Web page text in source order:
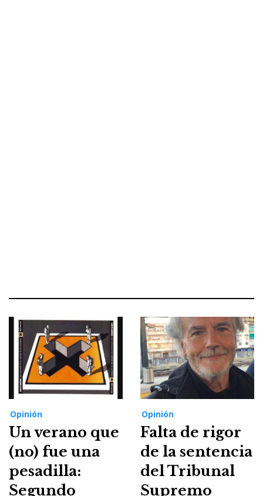
Opinión
Un verano que
(no) fue una
pesadilla:
Segundo
Opinión
Falta de rigor
de la sentencia
del Tribunal
Supremo